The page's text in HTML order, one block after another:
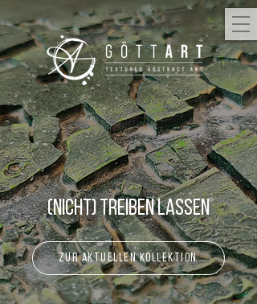
(Nicht) Treiben lassen
zur aktuellen Kollektion